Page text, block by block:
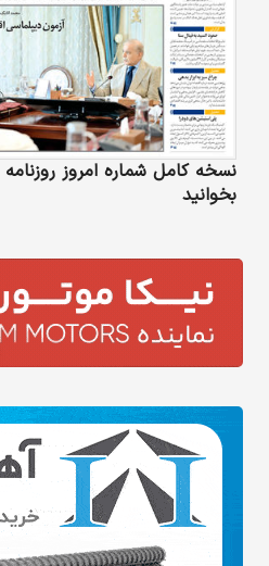
نسخه کامل شماره امروز روزنامه
بخوانید